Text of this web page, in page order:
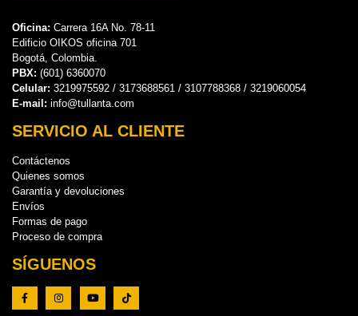
Oficina: Carrera 16A No. 78-11
Edificio OIKOS oficina 701
Bogotá, Colombia.
PBX: (601) 6360070
Celular: 3219975592 / 3173688561 / 3107788368 / 3219060054
E-mail: info@tullanta.com
SERVICIO AL CLIENTE
Contáctenos
Quienes somos
Garantía y devoluciones
Envíos
Formas de pago
Proceso de compra
SÍGUENOS